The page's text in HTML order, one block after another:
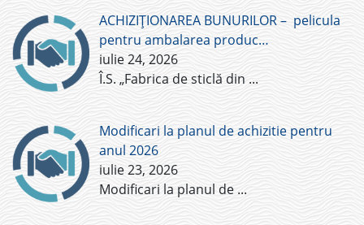
ACHIZIȚIONAREA BUNURILOR – pelicula
pentru ambalarea produc…
iulie 24, 2026
Î.S. „Fabrica de sticlă din ...
Modificari la planul de achizitie pentru
anul 2026
iulie 23, 2026
Modificari la planul de ...